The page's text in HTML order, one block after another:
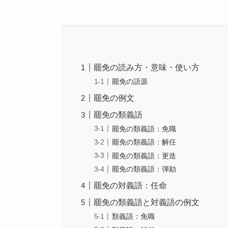
罷免の読み方・意味・使い方
罷免の語源
罷免の例文
罷免の類義語
罷免の類義語：免職
罷免の類義語：解任
罷免の類義語：更迭
罷免の類義語：弾劾
罷免の対義語：任命
罷免の類義語と対義語の例文
類義語：免職